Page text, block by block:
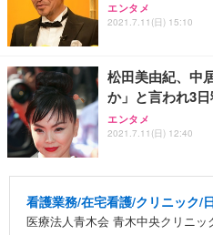
エンタメ
2021.7.11(日) 15:10
松田美由紀、中
か」と言われ3
エンタメ
2021.7.11(日) 12:40
看護業務/在宅看護/クリニック/
医療法人青木会 青木中央クリニッ